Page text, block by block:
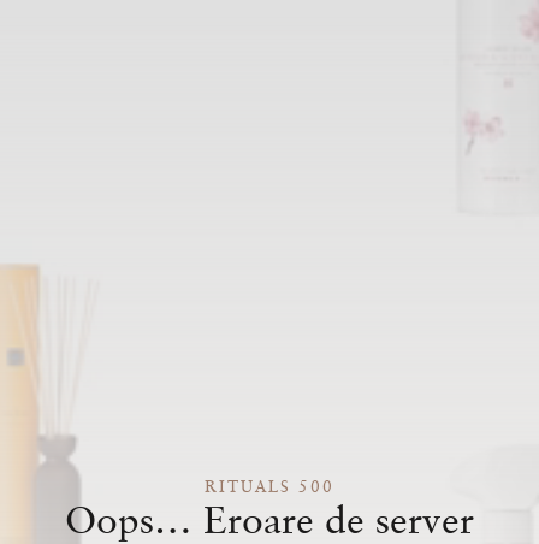
RITUALS 500
Oops… Eroare de server